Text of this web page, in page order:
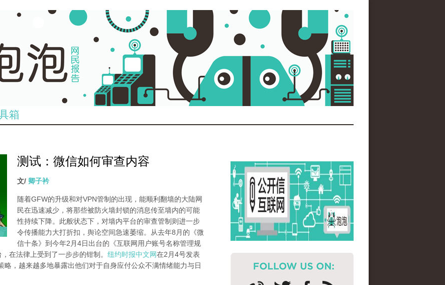
箱
测试：微信如何审查内容
文/ 卿子衿
随着GFW的升级和对VPN管制的出现，能顺利翻墙的大陆网
民在迅速减少，将那些被防火墙封锁的消息传至墙内的可能
性持续下降。此般状态下，对墙内平台的审查管制则进一步
令传播能力大打折扣，舆论空间急速萎缩。从去年8月的《微
信十条》到今年2月4日出台的《互联网用户账号名称管理规
在法律上受到了一步步的钳制。 纽约时报中文网在2月4号发表
略，越来越多地暴露出他们对于自身应付公众不满情绪能力与日